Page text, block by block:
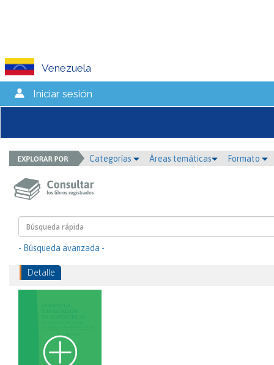
Venezuela
Iniciar sesión
Categorías Áreas temáticas Formato
- Búsqueda avanzada -
Detalle